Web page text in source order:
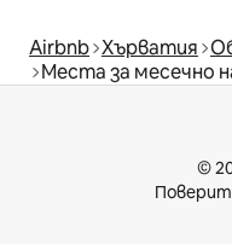
Airbnb Хърватия
Места за месечно
©